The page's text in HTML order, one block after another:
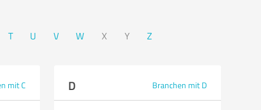
T U V W X Y Z
mit C D Branchen mit D